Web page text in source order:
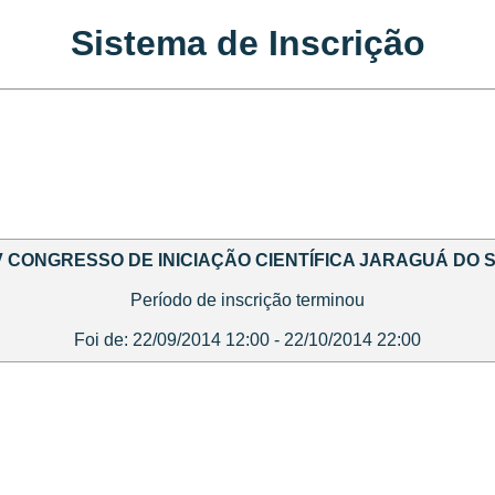
Sistema de Inscrição
CONGRESSO DE INICIAÇÃO CIENTÍFICA JARAGUÁ DO
Período de inscrição terminou
Foi de: 22/09/2014 12:00 - 22/10/2014 22:00